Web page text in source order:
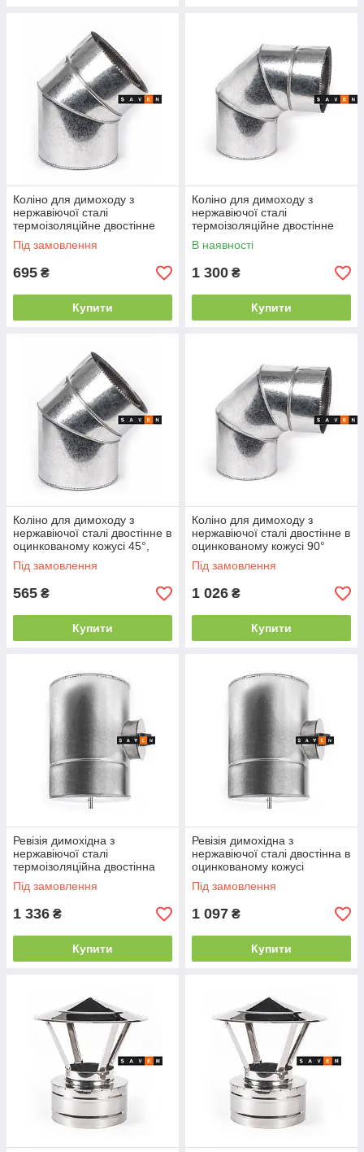
Коліно для димоходу з
нержавіючої сталі
термоізоляційне двостінне
45°, 100/160, 0.5 мм AISI 304
Під замовлення
695 ₴
Купити
Коліно для димоходу з
нержавіючої сталі
термоізоляційне двостінне
90°, 110/180, 0.5 мм, AISI 201
В наявності
1 300 ₴
Купити
Коліно для димоходу з
нержавіючої сталі двостінне в
оцинкованому кожусі 45°,
100/160, 0.5 мм AISI 304
Під замовлення
565 ₴
Купити
Коліно для димоходу з
нержавіючої сталі двостінне в
оцинкованому кожусі 90°
100/160, 0.5 мм AISI 304
Під замовлення
1 026 ₴
Купити
Ревізія димохідна з
нержавіючої сталі
термоізоляційна двостінна
100/160, 0.5 мм AISI 304
Під замовлення
1 336 ₴
Купити
Ревізія димохідна з
нержавіючої сталі двостінна в
оцинкованому кожусі
100/160, 0.5 мм AISI 304
Під замовлення
1 097 ₴
Купити